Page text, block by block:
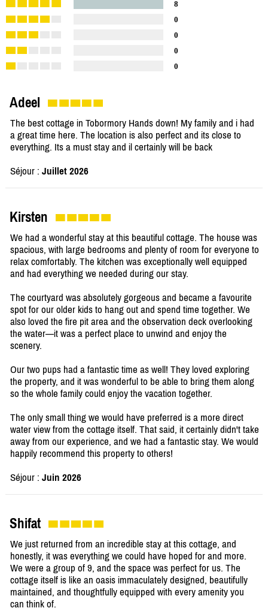
8
0
0
0
0
Adeel
The best cottage in Tobormory Hands down! My family and i had
a great time here. The location is also perfect and its close to
everything. Its a must stay and il certainly will be back
Séjour : Juillet 2026
Kirsten
We had a wonderful stay at this beautiful cottage. The house was
spacious, with large bedrooms and plenty of room for everyone to
relax comfortably. The kitchen was exceptionally well equipped
and had everything we needed during our stay.
The courtyard was absolutely gorgeous and became a favourite
spot for our older kids to hang out and spend time together. We
also loved the fire pit area and the observation deck overlooking
the water—it was a perfect place to unwind and enjoy the
scenery.
Our two pups had a fantastic time as well! They loved exploring
the property, and it was wonderful to be able to bring them along
so the whole family could enjoy the vacation together.
The only small thing we would have preferred is a more direct
water view from the cottage itself. That said, it certainly didn't take
away from our experience, and we had a fantastic stay. We would
happily recommend this property to others!
Séjour : Juin 2026
Shifat
We just returned from an incredible stay at this cottage, and
honestly, it was everything we could have hoped for and more.
We were a group of 9, and the space was perfect for us. The
cottage itself is like an oasis immaculately designed, beautifully
maintained, and thoughtfully equipped with every amenity you
can think of.